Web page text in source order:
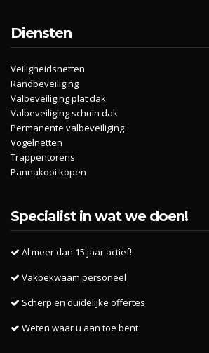
Diensten
Veiligheidsnetten
Randbeveiliging
Valbeveiliging plat dak
Valbeveiliging schuin dak
Permanente valbeveiliging
Vogelnetten
Trappentorens
Pannakooi kopen
Specialist in wat we doen!
Al meer dan 15 jaar actief!
Vakbekwaam personeel
Scherp en duidelijke offertes
Weten waar u aan toe bent